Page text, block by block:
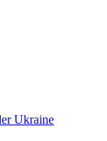
Ukraine